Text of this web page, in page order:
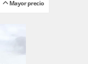
Mayor precio